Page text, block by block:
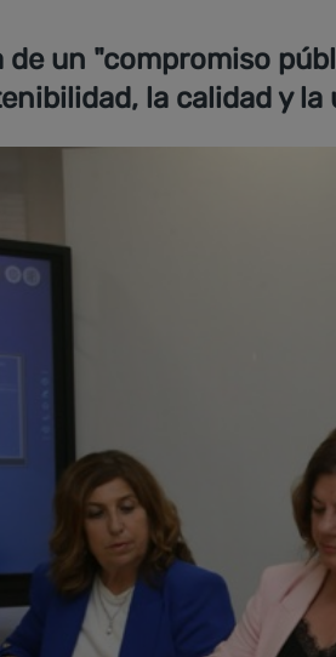
de un "compromiso
la calidad y